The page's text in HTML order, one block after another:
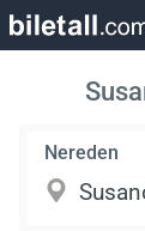
Nereden